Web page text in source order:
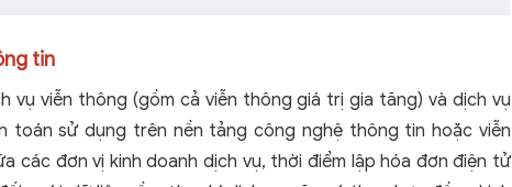
tin
vụ viễn thông (gồm cả viễn thông giá trị gia tăng) và dịch vụ
toán sử dụng trên nền tảng công nghệ thông tin hoặc viễn
các đơn vị kinh doanh dịch vụ, thời điểm lập hóa đơn điện tử